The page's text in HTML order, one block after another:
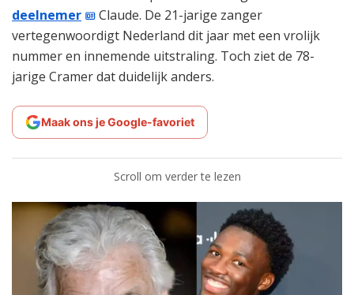
deelnemer
Claude. De 21-jarige zanger
vertegenwoordigt Nederland dit jaar met een vrolijk
nummer en innemende uitstraling. Toch ziet de 78-
jarige Cramer dat duidelijk anders.
Maak ons je Google-favoriet
Scroll om verder te lezen